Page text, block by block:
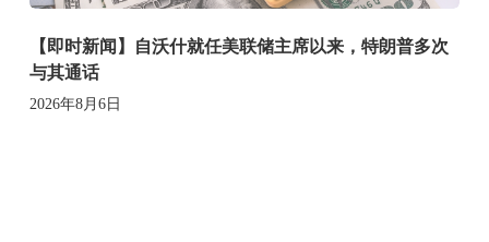
【即时新闻】自沃什就任美联储主席以来，特朗普多次
与其通话
2026年8月6日